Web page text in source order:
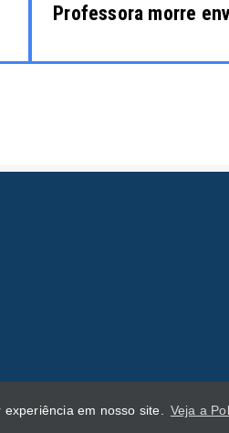
em nosso site. Veja a
Professora morre
reservados